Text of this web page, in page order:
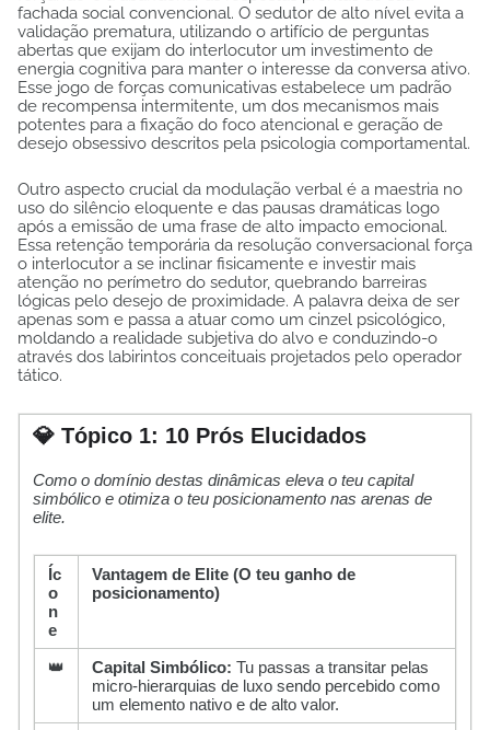
fachada social convencional. O sedutor de alto nível evita a
validação prematura, utilizando o artifício de perguntas
abertas que exijam do interlocutor um investimento de
energia cognitiva para manter o interesse da conversa ativo.
Esse jogo de forças comunicativas estabelece um padrão
de recompensa intermitente, um dos mecanismos mais
potentes para a fixação do foco atencional e geração de
desejo obsessivo descritos pela psicologia comportamental.
Outro aspecto crucial da modulação verbal é a maestria no
uso do silêncio eloquente e das pausas dramáticas logo
após a emissão de uma frase de alto impacto emocional.
Essa retenção temporária da resolução conversacional força
o interlocutor a se inclinar fisicamente e investir mais
atenção no perímetro do sedutor, quebrando barreiras
lógicas pelo desejo de proximidade. A palavra deixa de ser
apenas som e passa a atuar como um cinzel psicológico,
moldando a realidade subjetiva do alvo e conduzindo-o
através dos labirintos conceituais projetados pelo operador
tático.
💎 Tópico 1: 10 Prós Elucidados
Como o domínio destas dinâmicas eleva o teu capital
simbólico e otimiza o teu posicionamento nas arenas de
elite.
Íc
o
n
e
Vantagem de Elite (O teu ganho de
posicionamento)
👑 Capital Simbólico: Tu passas a transitar pelas
micro-hierarquias de luxo sendo percebido como
um elemento nativo e de alto valor.